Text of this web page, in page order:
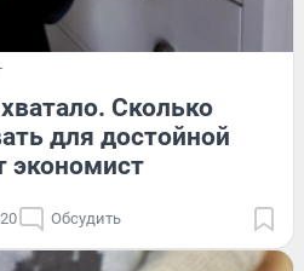
Сколько
для достойной
экономист
Обсудить